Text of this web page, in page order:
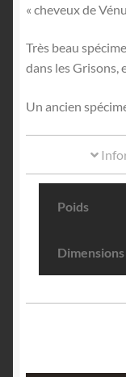
« cheveux de
Très beau
dans les Grisons,
Un ancien
Poids
Dimensions